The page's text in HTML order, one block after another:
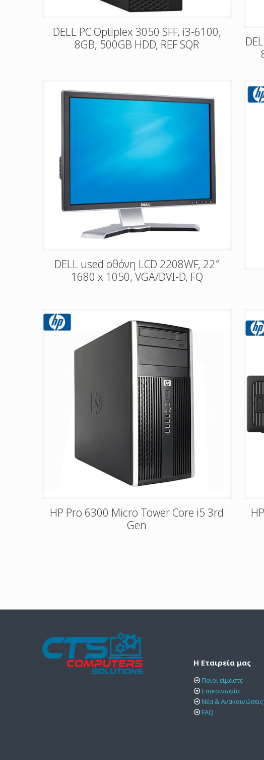
DELL PC Optiplex 3050 SFF, i3-6100,
8GB, 500GB HDD, REF SQR
DELL used οθόνη LCD 2208WF, 22″
1680 x 1050, VGA/DVI-D, FQ
HP Pro 6300 Micro Tower Core i5 3rd
Gen
Η Εταιρεία μας
Ποιοι είμαστε
Επικοινωνία
Νέα & Ανακοινώσεις
FAQ